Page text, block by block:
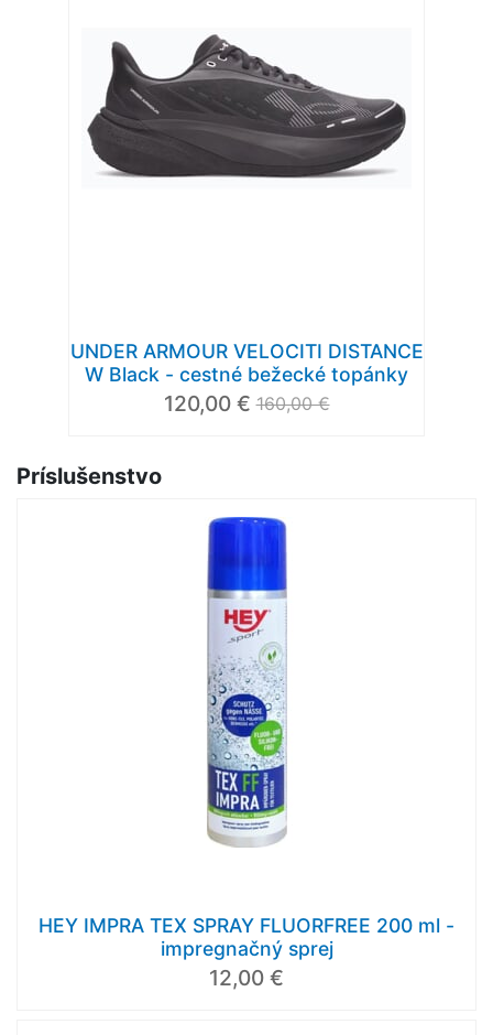
UNDER ARMOUR VELOCITI DISTANCE
W Black - cestné bežecké topánky
120,00 € 160,00 €
Príslušenstvo
HEY IMPRA TEX SPRAY FLUORFREE 200 ml -
impregnačný sprej
12,00 €